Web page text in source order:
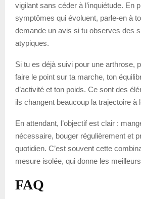
vigilant sans céder à l’inquiétude. En
symptômes qui évoluent, parle-en à
demande un avis si tu observes des
atypiques.
Si tu es déjà suivi pour une arthrose,
faire le point sur ta marche, ton
d’activité et ton poids. Ce sont des
ils changent beaucoup la trajectoire à
En attendant, l’objectif est clair :
nécessaire, bouger régulièrement et
quotidien. C’est souvent cette
mesure isolée, qui donne les
FAQ